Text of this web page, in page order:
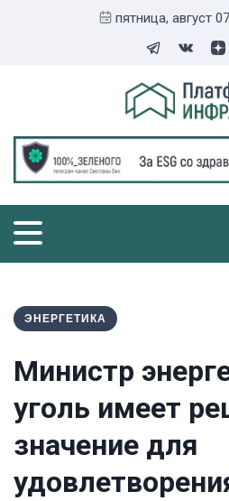
пятница, август
ЭНЕРГЕТИКА
Министр
уголь имеет
значение для